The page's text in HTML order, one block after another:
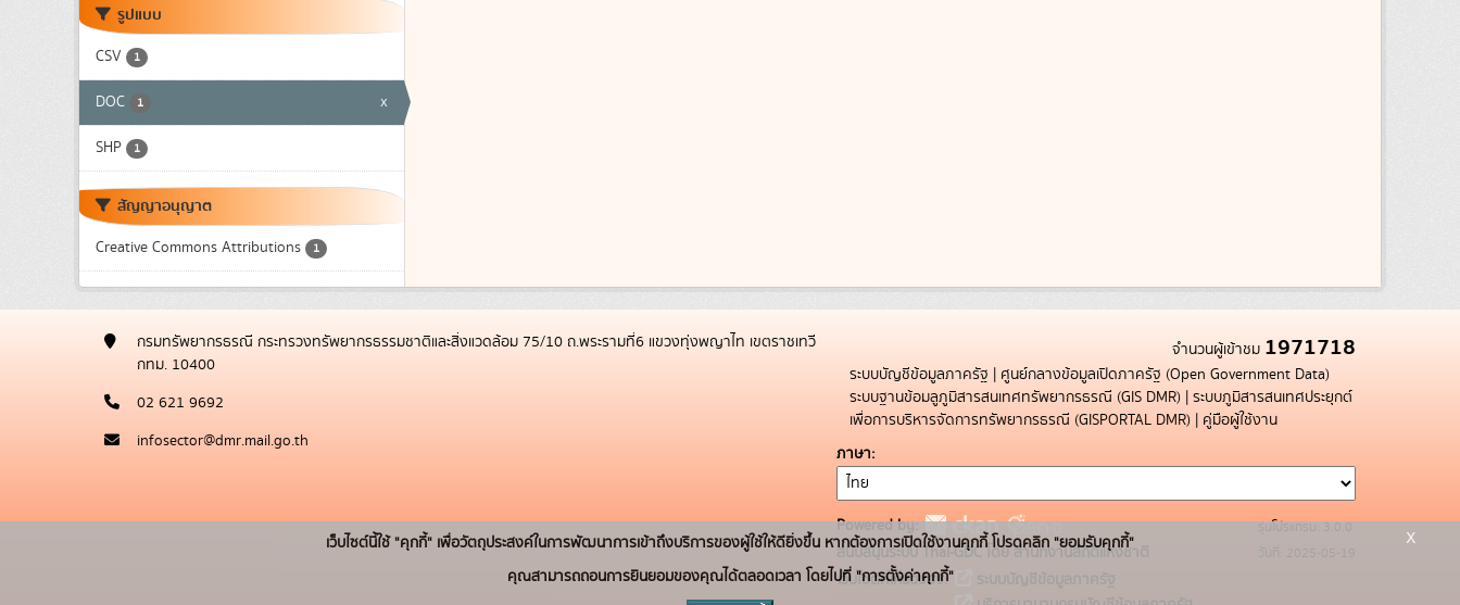
รูปแบบ
CSV 1
DOC 1 x
SHP 1
สัญญาอนุญาต
Creative Commons Attributions 1
กรมทรัพยากรธรณี กระทรวงทรัพยากรธรรมชาติและสิ่งแวดล้อม 75/10 ถ.พระรามที่6 แขวงทุ่งพญาไท เขตราชเทวี
กทม. 10400
02 621 9692
infosector@dmr.mail.go.th
จำนวนผู้เข้าชม 1971718
ระบบบัญชีข้อมูลภาครัฐ | ศูนย์กลางข้อมูลเปิดภาครัฐ (Open Government Data)
ระบบฐานข้อมลูภูมิสารสนเทศทรัพยากรธรณี (GIS DMR) | ระบบภูมิสารสนเทศประยุกต์
เพื่อการบริหารจัดการทรัพยากรธรณี (GISPORTAL DMR) | คู่มือผู้ใช้งาน
ภาษา
Powered by:
สนับสนุนระบบ Thai-GDC โดย สำนักงานสถิติแห่งชาติ
เว็บไซต์ที่เกี่ยวข้อง:
ระบบบัญชีข้อมูลภาครัฐ
รุ่นโปรแกรม: 3.0.0
วันที่: 2025-05-19
เว็บไซต์นี้ใช้ "คุกกี้" เพื่อวัตถุประสงค์ในการพัฒนาการเข้าถึงบริการของผู้ใช้ให้ดียิ่งขึ้น หากต้องการเปิดใช้งานคุกกี้ โปรดคลิก "ยอมรับคุกกี้"
คุณสามารถถอนการยินยอมของคุณได้ตลอดเวลา โดยไปที่ "การตั้งค่าคุกกี้"
x